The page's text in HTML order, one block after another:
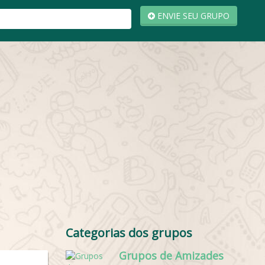
ENVIE SEU GRUPO
Categorias dos grupos
Grupos de Amizades